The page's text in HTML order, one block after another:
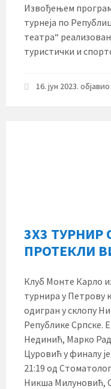
Извођењем
турнеја по
театра“
туристички и
16. јун 2023. објавио
3X3
ПРОТЕКЛИ
Клуб Монте Карло
турнира у Петрову
одигран у склопу
Републике Српске.
Нединић, Марко
Цуровић у финалу
21:19 од
Никша Милуновић,